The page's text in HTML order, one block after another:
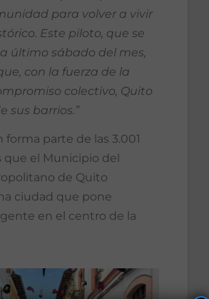
para volver a vivir
Este piloto, que se
último sábado del mes,
con la fuerza de la
colectivo, Quito
sus barrios.”
forma parte de las 3.001
que el Municipio del
de Quito
ciudad que pone
en el centro de la